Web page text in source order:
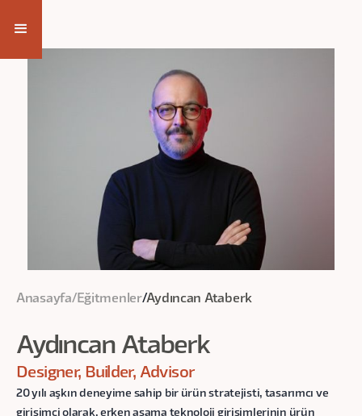
Anasayfa/ Eğitmenler/Aydıncan Ataberk
Aydıncan Ataberk
Designer, Builder, Advisor
20 yılı aşkın deneyime sahip bir ürün stratejisti, tasarımcı ve
girişimci olarak, erken aşama teknoloji girişimlerinin ürün